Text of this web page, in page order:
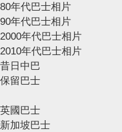
80年代巴士相片
90年代巴士相片
2000年代巴士相片
2010年代巴士相片
昔日中巴
保留巴士
英國巴士
新加坡巴士